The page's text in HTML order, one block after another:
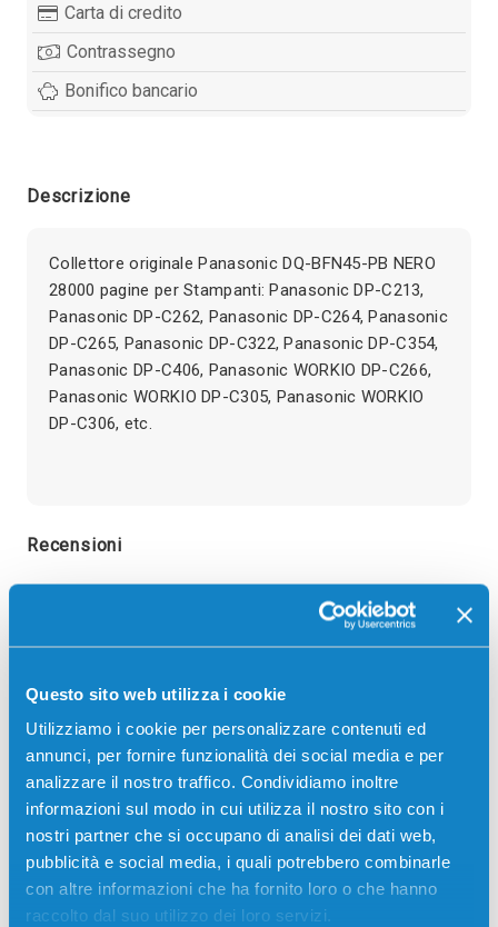
Questo sito web utilizza i cookie
Utilizziamo i cookie per personalizzare contenuti ed
annunci, per fornire funzionalità dei social media e per
analizzare il nostro traffico. Condividiamo inoltre
informazioni sul modo in cui utilizza il nostro sito con i
nostri partner che si occupano di analisi dei dati web,
pubblicità e social media, i quali potrebbero combinarle
con altre informazioni che ha fornito loro o che hanno
raccolto dal suo utilizzo dei loro servizi.
Carta di credito
Contrassegno
Bonifico bancario
Descrizione
Collettore originale Panasonic DQ-BFN45-PB NERO
28000 pagine per Stampanti: Panasonic DP-C213,
Panasonic DP-C262, Panasonic DP-C264, Panasonic
DP-C265, Panasonic DP-C322, Panasonic DP-C354,
Panasonic DP-C406, Panasonic WORKIO DP-C266,
Panasonic WORKIO DP-C305, Panasonic WORKIO
DP-C306, etc.
Recensioni
Stampanti compatibili